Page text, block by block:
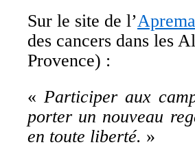
Sur le site de l’
des cancers dans les
Provence) :
« Participer aux
porter un nouveau
en toute liberté. »